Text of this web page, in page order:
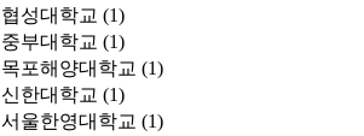
협성대학교 (1)
중부대학교 (1)
목포해양대학교 (1)
신한대학교 (1)
서울한영대학교 (1)